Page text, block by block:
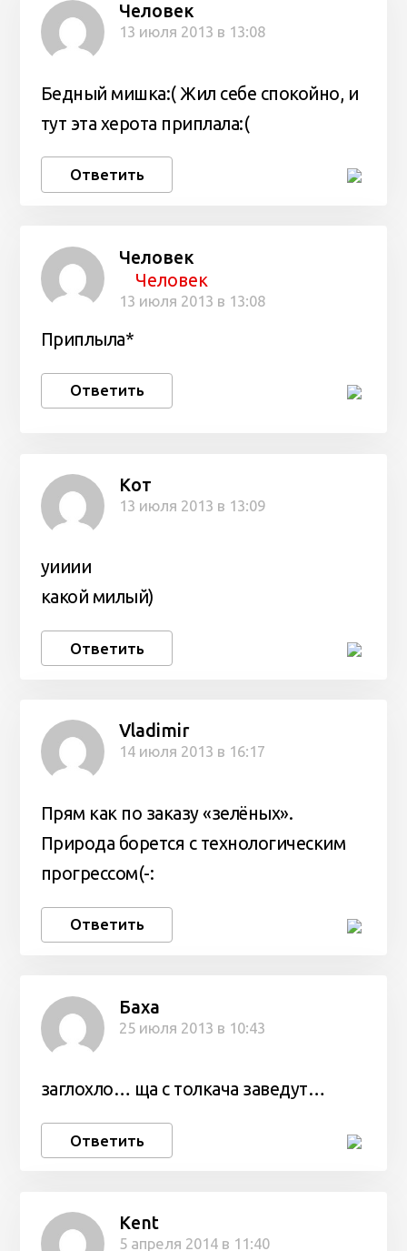
Человек
13 июля 2013 в 13:08
Бедный мишка:( Жил себе спокойно, и
тут эта херота приплала:(
Ответить
Человек
Человек
13 июля 2013 в 13:08
Приплыла*
Ответить
Кот
13 июля 2013 в 13:09
уииии
какой милый)
Ответить
Vladimir
14 июля 2013 в 16:17
Прям как по заказу «зелёных».
Природа борется с технологическим
прогрессом(-:
Ответить
Баха
25 июля 2013 в 10:43
заглохло… ща с толкача заведут…
Ответить
Kent
5 апреля 2014 в 11:40